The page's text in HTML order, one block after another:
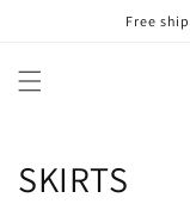
direttamenteFree
C
SKIRTS